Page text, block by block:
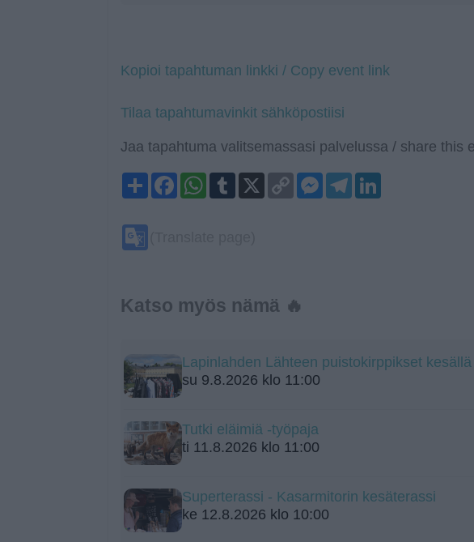
Kopioi tapahtuman linkki / Copy event link
Tilaa tapahtumavinkit sähköpostiisi
Jaa tapahtuma valitsemassasi palvelussa / share this
ShareFacebookWhatsApp
Tumblr
X
Copy
Link
Messenger
Telegram
Katso myös nämä 🔥
Lapinlahden Lähteen puistokirppikset
su 9.8.2026 klo 11:00
Tutki eläimiä -työpaja
ti 11.8.2026 klo 11:00
Superterassi - Kasarmitorin kesäterassi
ke 12.8.2026 klo 10:00